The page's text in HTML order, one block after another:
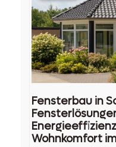
Fensterbau in
Wohnkomfort